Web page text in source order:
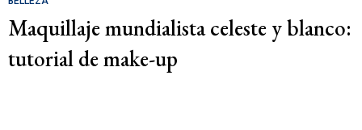
Maquillaje mundialista celeste y blanco:
tutorial de make-up